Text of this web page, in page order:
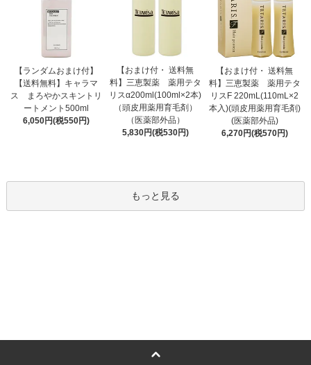
【ランダムおまけ付】
【送料無料】キャラマ
ス まろやかスキントリ
ートメント500ml
6,050円(税550円)
【おまけ付・ 送料無
料】三恵製薬 薬用テタ
リスα200ml(100ml×2本)
（頭皮用薬用育毛剤）
（医薬部外品）
5,830円(税530円)
【おまけ付・ 送料無
料】三恵製薬 薬用テタ
リスF 220mL(110mL×2
本入)(頭皮用薬用育毛剤)
(医薬部外品)
6,270円(税570円)
もっと見る